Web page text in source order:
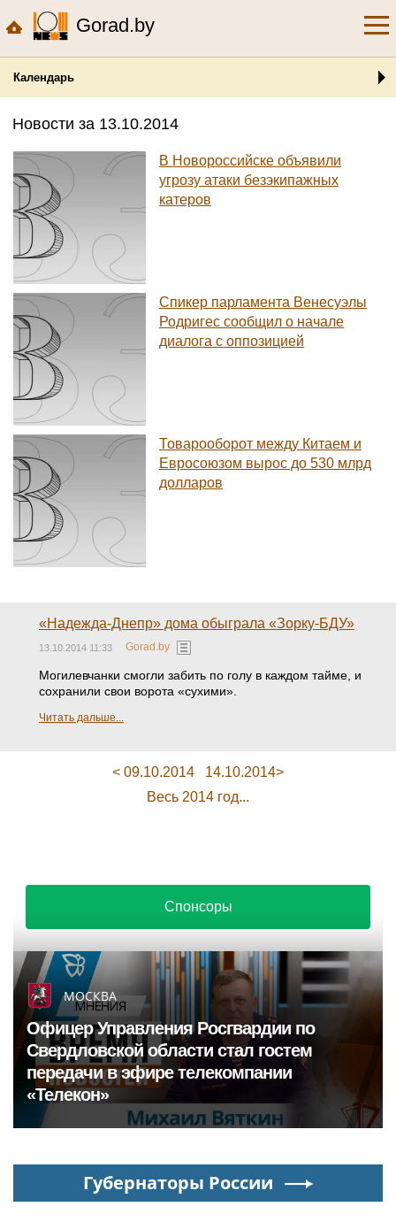
Gorad.by
Календарь
Новости за 13.10.2014
В Новороссийске объявили
угрозу атаки безэкипажных
катеров
Спикер парламента Венесуэлы
Родригес сообщил о начале
диалога с оппозицией
Товарооборот между Китаем и
Евросоюзом вырос до 530 млрд
долларов
«Надежда-Днепр» дома обыграла «Зорку-БДУ»
13.10.2014 11:33 Gorad.by
Могилевчанки смогли забить по голу в каждом тайме, и
сохранили свои ворота «сухими».
Читать дальше...
< 09.10.2014
14.10.2014>
Весь 2014 год...
Спонсоры
МОСКВА
Офицер Управления Росгвардии по
Свердловской области стал гостем
передачи в эфире телекомпании
«Телекон»
Губернаторы России